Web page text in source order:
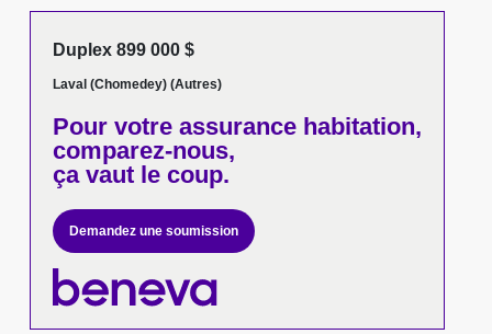
Duplex 899 000 $
Laval (Chomedey) (Autres)
Pour votreassurance habitation,
comparez-nous,
ça vaut le coup.
Demandez une soumission